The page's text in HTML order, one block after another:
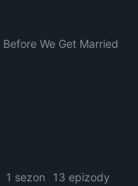
Before We Get Married
1 sezon 13 epizody